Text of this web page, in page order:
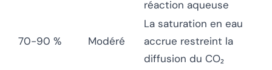
réaction aqueuse
70-90 % Modéré
La saturation en eau
accrue restreint la
diffusion du CO₂